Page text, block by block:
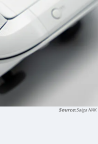
Saiga NAK